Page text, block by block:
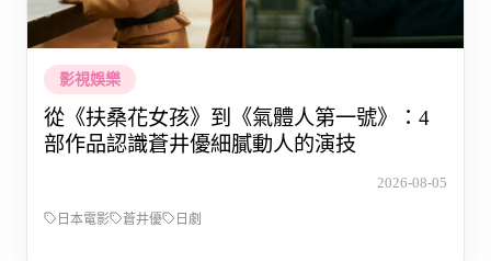
影視娛樂
從《扶桑花女孩》到《氣體人第一號》：4
部作品認識蒼井優細膩動人的演技
2026-08-05
日本電影 蒼井優 日劇